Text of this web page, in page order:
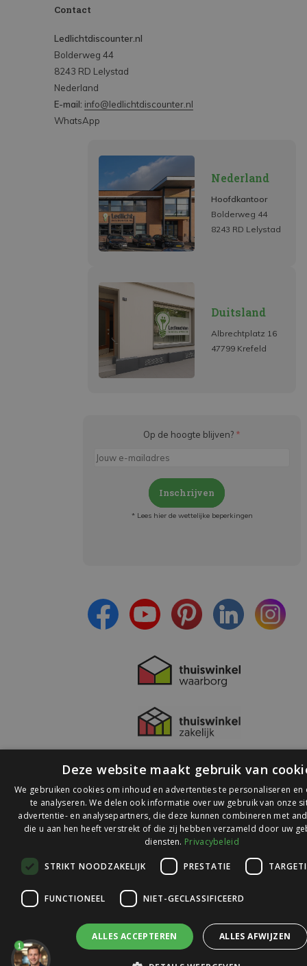
Contact
Ledlichtdiscounter.nl
Bolderweg 44
8243 RD Lelystad
Nederland
E-mail: info@ledlichtdiscounter.nl
WhatsApp
Nederland
Hoofdkantoor
Bolderweg 44
8243 RD Lelystad
Duitsland
Albrechtplatz 16
47799 Krefeld
Op de hoogte blijven? *
Inschrijven
* Lees hier de wettelijke beperkingen
© 2026 Ledlichtdiscounter.nl
op
Webwinkelkeur
1
Deze website maakt gebruik van
We gebruiken cookies om inhoud en advertenties te personaliseren en
te analyseren. We delen ook informatie over uw gebruik van onze
advertentie- en analysepartners, die deze kunnen combineren met
die u aan hen heeft verstrekt of die zij hebben verzameld door uw
diensten. Privacybeleid
STRIKT NOODZAKELIJK PRESTATIE
FUNCTIONEEL NIET-GECLASSIFICEERD
ALLES ACCEPTEREN ALLES AFWIJZEN